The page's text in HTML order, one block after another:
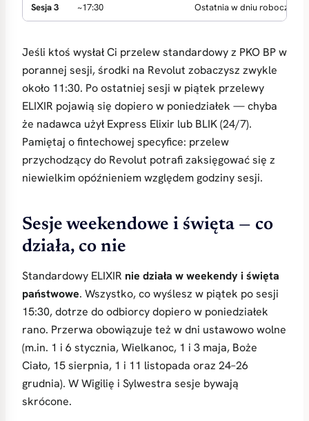
Sesja 3 ~17:30 Ostatnia w dniu roboczym
Jeśli ktoś wysłał Ci przelew standardowy z PKO BP w
porannej sesji, środki na Revolut zobaczysz zwykle
około 11:30. Po ostatniej sesji w piątek przelewy
ELIXIR pojawią się dopiero w poniedziałek — chyba
że nadawca użył Express Elixir lub BLIK (24/7).
Pamiętaj o fintechowej specyfice: przelew
przychodzący do Revolut potrafi zaksięgować się z
niewielkim opóźnieniem względem godziny sesji.
Sesje weekendowe i święta — co
działa, co nie
Standardowy ELIXIR nie działa w weekendy i święta
państwowe. Wszystko, co wyślesz w piątek po sesji
15:30, dotrze do odbiorcy dopiero w poniedziałek
rano. Przerwa obowiązuje też w dni ustawowo wolne
(m.in. 1 i 6 stycznia, Wielkanoc, 1 i 3 maja, Boże
Ciało, 15 sierpnia, 1 i 11 listopada oraz 24–26
grudnia). W Wigilię i Sylwestra sesje bywają
skrócone.